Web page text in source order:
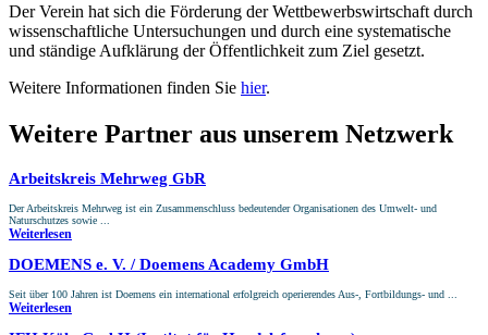
Der Verein hat sich die Förderung der Wettbewerbswirtschaft durch
wissenschaftliche Untersuchungen und durch eine systematische
und ständige Aufklärung der Öffentlichkeit zum Ziel gesetzt.
Weitere Informationen finden Sie hier.
Weitere Partner aus unserem Netzwerk
Arbeitskreis Mehrweg GbR
Der Arbeitskreis Mehrweg ist ein Zusammenschluss bedeutender Organisationen des Umwelt- und
Naturschutzes sowie ...
Weiterlesen
DOEMENS e. V. / Doemens Academy GmbH
Seit über 100 Jahren ist Doemens ein international erfolgreich operierendes Aus-, Fortbildungs- und ...
Weiterlesen